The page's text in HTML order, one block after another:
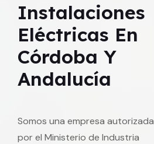
Instalaciones
Eléctricas En
Córdoba Y
Andalucía
Somos una empresa autorizada
por el Ministerio de Industria